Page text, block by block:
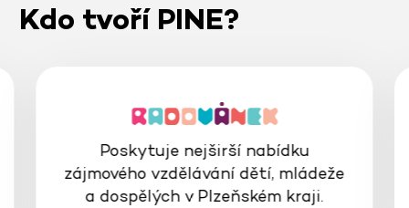
Kdo tvoří PINE?
Poskytuje nejširší nabídku
zájmového vzdělávání dětí, mládeže
a dospělých v Plzeňském kraji.